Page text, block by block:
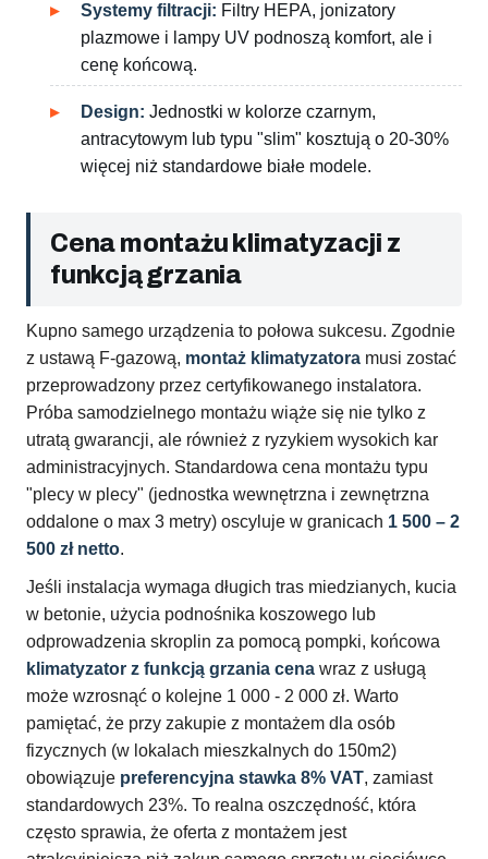
Systemy filtracji: Filtry HEPA, jonizatory
plazmowe i lampy UV podnoszą komfort, ale i
cenę końcową.
Design: Jednostki w kolorze czarnym,
antracytowym lub typu "slim" kosztują o 20-30%
więcej niż standardowe białe modele.
Cena montażu klimatyzacji z
funkcją grzania
Kupno samego urządzenia to połowa sukcesu. Zgodnie
z ustawą F-gazową, montaż klimatyzatora musi zostać
przeprowadzony przez certyfikowanego instalatora.
Próba samodzielnego montażu wiąże się nie tylko z
utratą gwarancji, ale również z ryzykiem wysokich kar
administracyjnych. Standardowa cena montażu typu
"plecy w plecy" (jednostka wewnętrzna i zewnętrzna
oddalone o max 3 metry) oscyluje w granicach 1 500 – 2
500 zł netto.
Jeśli instalacja wymaga długich tras miedzianych, kucia
w betonie, użycia podnośnika koszowego lub
odprowadzenia skroplin za pomocą pompki, końcowa
klimatyzator z funkcją grzania cena wraz z usługą
może wzrosnąć o kolejne 1 000 - 2 000 zł. Warto
pamiętać, że przy zakupie z montażem dla osób
fizycznych (w lokalach mieszkalnych do 150m2)
obowiązuje preferencyjna stawka 8% VAT, zamiast
standardowych 23%. To realna oszczędność, która
często sprawia, że oferta z montażem jest